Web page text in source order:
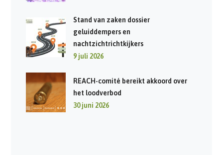
Stand van zaken dossier
geluiddempers en
nachtzichtrichtkijkers
9 juli 2026
REACH-comité bereikt akkoord over
het loodverbod
30 juni 2026